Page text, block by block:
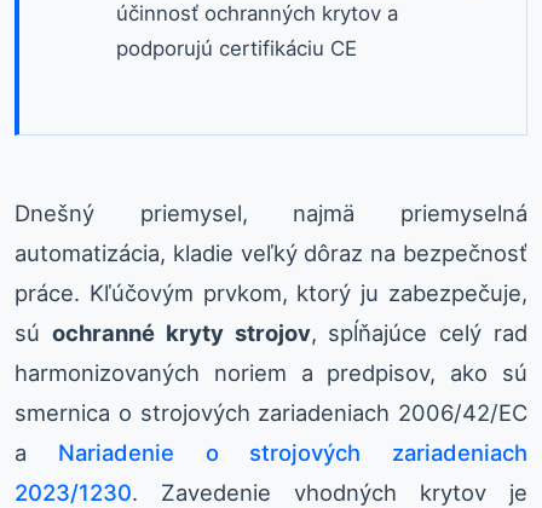
účinnosť ochranných krytov a
podporujú certifikáciu CE
Dnešný priemysel, najmä priemyselná
automatizácia, kladie veľký dôraz na bezpečnosť
práce. Kľúčovým prvkom, ktorý ju zabezpečuje,
sú ochranné kryty strojov, spĺňajúce celý rad
harmonizovaných noriem a predpisov, ako sú
smernica o strojových zariadeniach 2006/42/EC
a Nariadenie o strojových zariadeniach
2023/1230. Zavedenie vhodných krytov je